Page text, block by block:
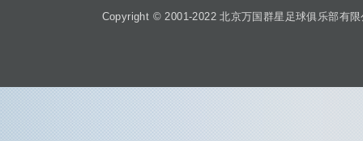
Copyright © 2001-2022 北京万国群星足球俱乐部有